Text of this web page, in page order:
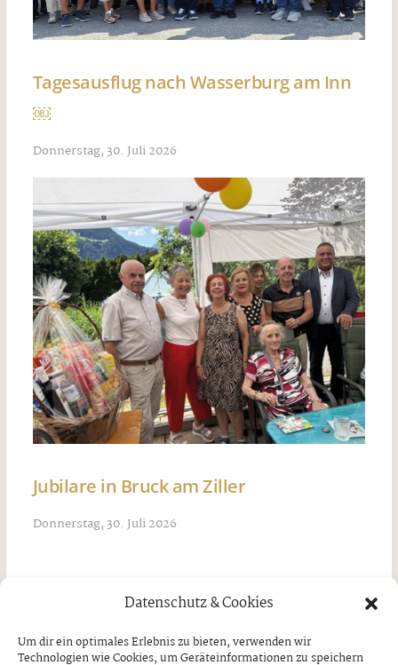
Datenschutz & Cookies
Um dir ein optimales Erlebnis zu bieten, verwenden wir
Technologien wie Cookies, um Geräteinformationen zu speichern
Tagesausflug nach Wasserburg am Inn
￼
Donnerstag, 30. Juli 2026
Jubilare in Bruck am Ziller
Donnerstag, 30. Juli 2026